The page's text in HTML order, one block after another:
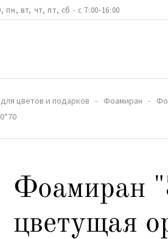
пн, вт, чт, пт, сб - с 7:00-16:00
цветов и подарков Фоамиран
Фоамиран
цветущая